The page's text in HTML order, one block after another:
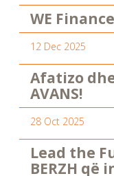
WE
12 Dec 2025
Afatizo
AVANS!
28 Oct 2025
Lead the
BERZH